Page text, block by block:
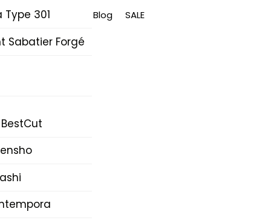
301
Sabatier Forgé
Blog SALE